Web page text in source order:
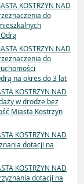
KOSTRZYN NAD
do
KOSTRZYN NAD
do
na okres do 3 lat
KOSTRZYN NAD
w drodze bez
Miasta Kostrzyn
KOSTRZYN NAD
dotacji na
KOSTRZYN NAD
dotacji na